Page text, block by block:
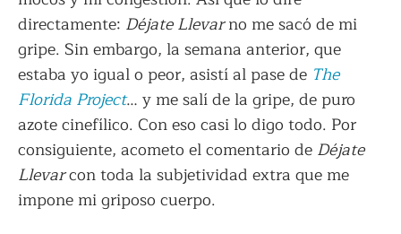
directamente: Déjate Llevarno me sacó de mi
gripe. Sin embargo, la semana anterior, que
estaba yo igual o peor, asistí al pase de The
Florida Project… y me salí de la gripe, de puro
azote cinefílico. Con eso casi lo digo todo. Por
consiguiente, acometo el comentario de Déjate
Llevarcon toda la subjetividad extra que me
impone mi griposo cuerpo.